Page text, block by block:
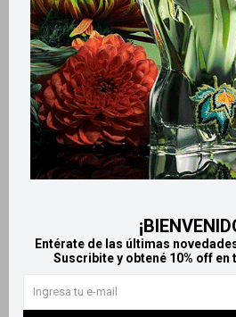
Entérate de las últimas
Suscribite y obtené 10% off
LlegaHOY
Guess Uomo Homme - 30ml
2.890
Le